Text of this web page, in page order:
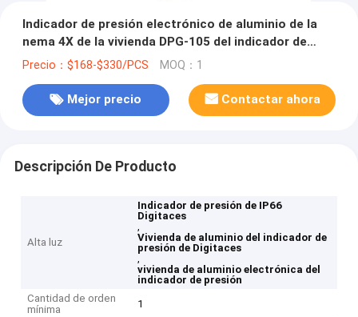
Indicador de presión electrónico de aluminio de la
nema 4X de la vivienda DPG-105 del indicador de
presión de IP66 Digitaces
Precio：$168-$330/PCS MOQ：1
Mejor precio Contactar ahora
Descripción De Producto
Alta luz
Indicador de presión de IP66
Digitaces
,
Vivienda de aluminio del indicador de
presión de Digitaces
,
vivienda de aluminio electrónica del
indicador de presión
Cantidad de orden
mínima
1